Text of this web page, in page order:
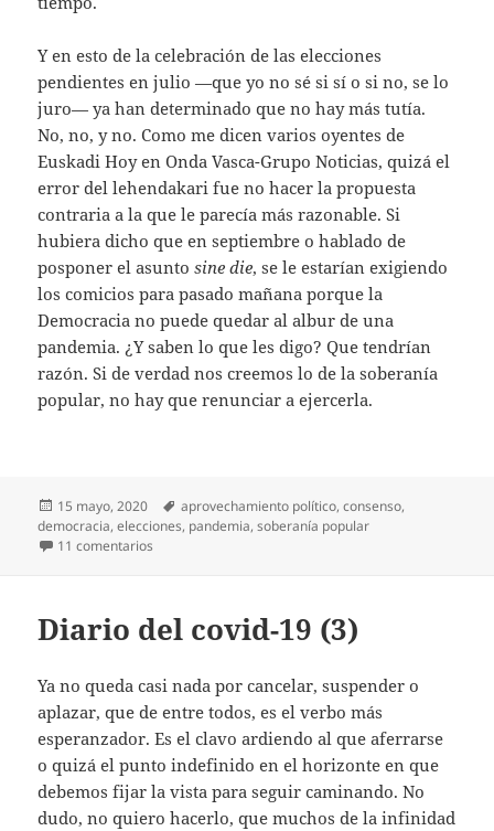
Y en esto de la celebración de las elecciones
pendientes en julio —que yo no sé si sí o si no, se lo
juro— ya han determinado que no hay más tutía.
No, no, y no. Como me dicen varios oyentes de
Euskadi Hoy en Onda Vasca-Grupo Noticias, quizá el
error del lehendakari fue no hacer la propuesta
contraria a la que le parecía más razonable. Si
hubiera dicho que en septiembre o hablado de
posponer el asuntosine die, se le estarían exigiendo
los comicios para pasado mañana porque la
Democracia no puede quedar al albur de una
pandemia. ¿Y saben lo que les digo? Que tendrían
razón. Si de verdad nos creemos lo de la soberanía
popular, no hay que renunciar a ejercerla.
Publicado
el
15 mayo, 2020 Etiquetas
aprovechamiento político,consenso,
democracia,elecciones, pandemia,soberanía popular
11 comentarios
Diario del covid-19 (3)
Ya no queda casi nada por cancelar, suspender o
aplazar, que de entre todos, es el verbo más
esperanzador. Es el clavo ardiendo al que aferrarse
o quizá el punto indefinido en el horizonte en que
debemos fijar la vista para seguir caminando. No
dudo, no quiero hacerlo, que muchos de la infinidad